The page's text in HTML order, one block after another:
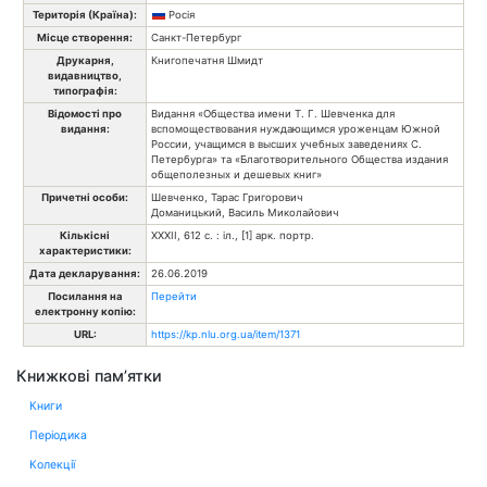
Територія (Країна):
Росія
Місце створення:
Санкт-Петербург
Друкарня,
видавництво,
типографія:
Книгопечатня Шмидт
Відомості про
видання:
Видання «Общества имени Т. Г. Шевченка для
вспомоществования нуждающимся уроженцам Южной
России, учащимся в высших учебных заведениях С.
Петербурга» та «Благотворительного Общества издания
общеполезных и дешевых книг»
Причетні особи:
Шевченко, Тарас Григорович
Доманицький, Василь Миколайович
Кількісні
характеристики:
XXXII, 612 с. : іл., [1] арк. портр.
Дата декларування:
26.06.2019
Посилання на
електронну копію:
Перейти
URL: https://kp.nlu.org.ua/item/1371
Книжкові пам’ятки
Книги
Періодика
Колекції